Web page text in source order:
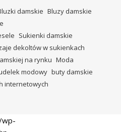
damskie Bluzy damskie
Sukienki damskie
dekoltów w sukienkach
na rynku Moda
modowy buty damskie
internetowych